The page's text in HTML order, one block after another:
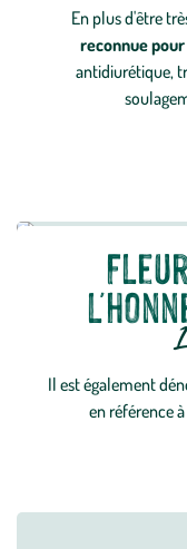
En plus d'être
reconnue
antidiurétique,
Il est également
en référence à